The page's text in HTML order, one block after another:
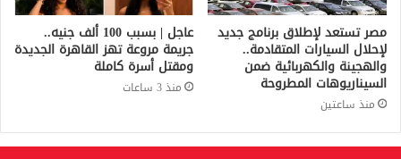
مصر تستعد لإطلاق برنامج جديد
لإحلال السيارات المتقادمة..
والهجينة والكهربائية ضمن
السيناريوهات المطروحة
منذ ساعتين
عاجل | بسبب 100 ألف جنيه..
جريمة مروعة تهز القاهرة الجديدة
ومقتل أسرة كاملة
منذ 3 ساعات